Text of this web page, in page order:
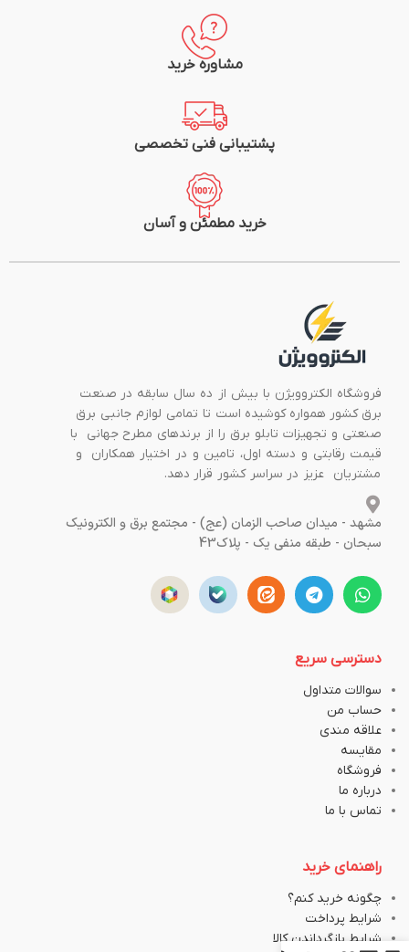
مشاوره خرید
پشتیبانی فنی تخصصی
خرید مطمئن و آسان
فروشگاه الکتروویژن با بیش از ده سال سابقه در صنعت
برق کشور همواره کوشیده است تا تمامی لوازم جانبی برق
صنعتی و تجهیزات تابلو برق را از برندهای مطرح جهانی با
قیمت رقابتی و دسته اول، تامین و در اختیار همکاران و
مشتریان عزیز در سراسر کشور قرار دهد.
مشهد - میدان صاحب الزمان (عج) - مجتمع برق و الکترونیک
سبحان - طبقه منفی یک - پلاک43
دسترسی سریع
سوالات متداول
حساب من
علاقه مندی
مقایسه
فروشگاه
درباره ما
تماس با ما
راهنمای خرید
چگونه خرید کنم؟
شرایط پرداخت
شرایط بازگرداندن کالا